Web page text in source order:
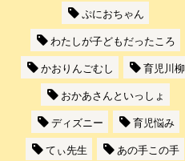
ぷにおちゃん
わたしが子どもだったころ
かおりんごむし
育児川柳
おかあさんといっしょ
ディズニー
育児悩み
てぃ先生
あの手この手